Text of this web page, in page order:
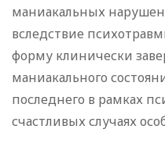
маниакальных
вследствие
форму клинически
маниакального
последнего в рамках
счастливых случаях